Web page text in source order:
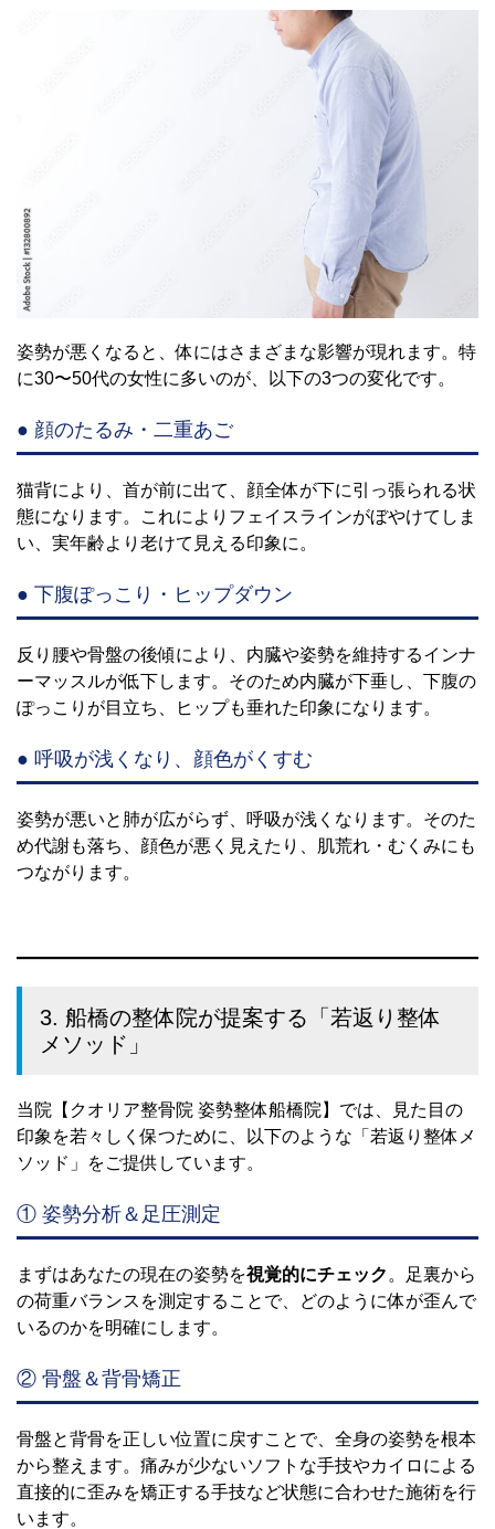
姿勢が悪くなると、体にはさまざまな影響が現れます。特
に30〜50代の女性に多いのが、以下の3つの変化です。
● 顔のたるみ・二重あご
猫背により、首が前に出て、顔全体が下に引っ張られる状
態になります。これによりフェイスラインがぼやけてしま
い、実年齢より老けて見える印象に。
● 下腹ぽっこり・ヒップダウン
反り腰や骨盤の後傾により、内臓や姿勢を維持するインナ
ーマッスルが低下します。そのため内臓が下垂し、下腹の
ぽっこりが目立ち、ヒップも垂れた印象になります。
● 呼吸が浅くなり、顔色がくすむ
姿勢が悪いと肺が広がらず、呼吸が浅くなります。そのた
め代謝も落ち、顔色が悪く見えたり、肌荒れ・むくみにも
つながります。
3. 船橋の整体院が提案する「若返り整体
メソッド」
当院【クオリア整骨院 姿勢整体船橋院】では、見た目の
印象を若々しく保つために、以下のような「若返り整体メ
ソッド」をご提供しています。
① 姿勢分析＆足圧測定
まずはあなたの現在の姿勢を視覚的にチェック 。足裏から
の荷重バランスを測定することで、どのように体が歪んで
いるのかを明確にします。
② 骨盤＆背骨矯正
骨盤と背骨を正しい位置に戻すことで、全身の姿勢を根本
から整えます。痛みが少ないソフトな手技やカイロによる
直接的に歪みを矯正する手技など状態に合わせた施術を行
います。